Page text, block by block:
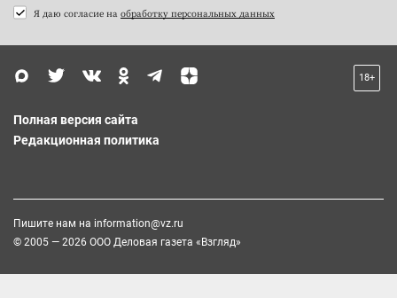
Я даю согласие на обработку персональных данных
18+
Полная версия сайта
Редакционная политика
Пишите нам на information@vz.ru
© 2005 — 2026 ООО Деловая газета «Взгляд»